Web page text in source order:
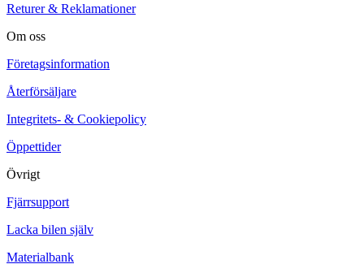
Returer & Reklamationer
Om oss
Företagsinformation
Återförsäljare
Integritets- & Cookiepolicy
Öppettider
Övrigt
Fjärrsupport
Lacka bilen själv
Materialbank